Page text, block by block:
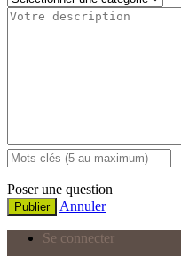
Poser une question
Publier Annuler
Se connecter